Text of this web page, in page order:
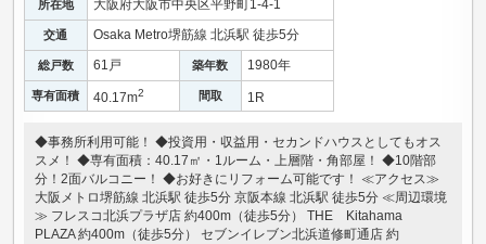
所在地 大阪府大阪市中央区平野町1-4-1
交通 Osaka Metro堺筋線 北浜駅 徒歩5分
総戸数 61戸 築年数 1980年
専有面積 40.17m2 間取 1R
◆事務所利用可能！ ◆投資用・収益用・セカンドハウスとしてもオス
スメ！ ◆専有面積：40.17㎡・1ルーム・上層階・角部屋！ ◆10階部
分！2面バルコニー！ ◆お好きにリフォーム可能です！ ≪アクセス≫
大阪メトロ堺筋線 北浜駅 徒歩5分 京阪本線 北浜駅 徒歩5分 ≪周辺環境
≫ フレスコ北浜プラザ店 約400m（徒歩5分） THE Kitahama
PLAZA 約400m（徒歩5分） セブンイレブン北浜道修町通店 約